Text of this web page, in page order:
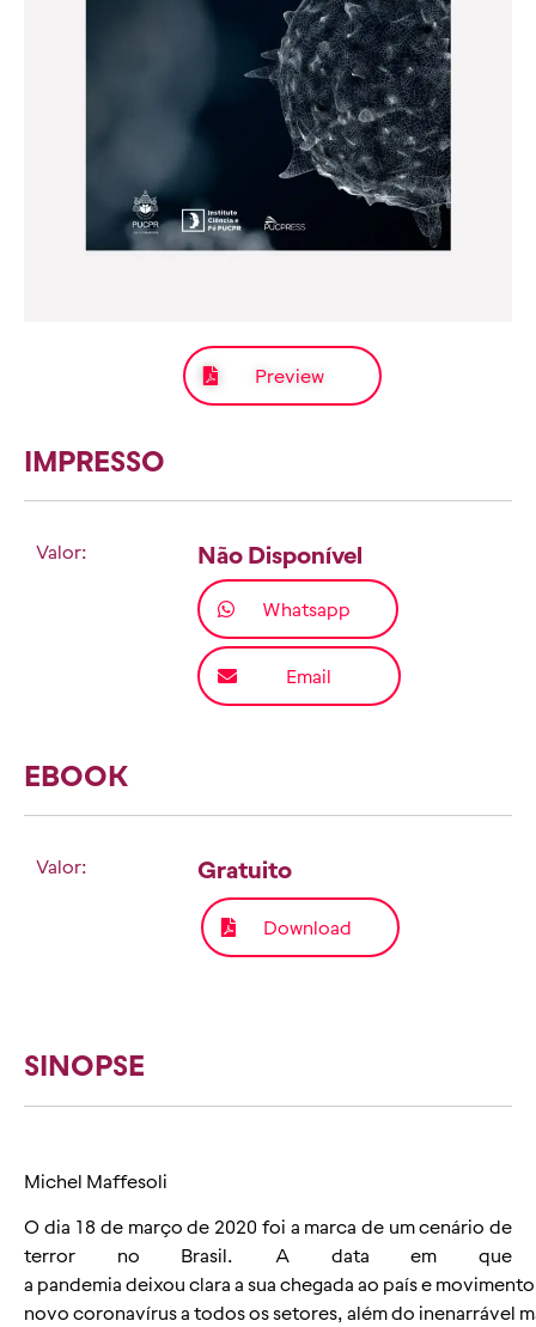
Preview
IMPRESSO
Valor: Não Disponível
Whatsapp
Email
EBOOK
Valor: Gratuito
Download
SINOPSE
Michel Maffesoli
O dia 18 de março de 2020 foi a marca de um cenário de
terror no Brasil. A data em que
a pandemia deixou clara a sua chegada ao país e
novo coronavírus a todos os setores, além do inenarrável